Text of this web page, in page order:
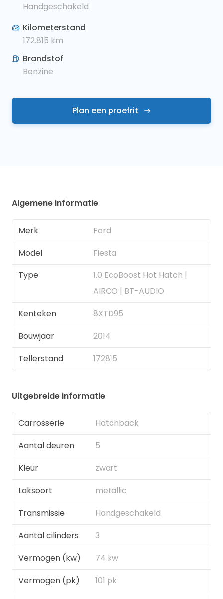
Handgeschakeld
Kilometerstand
172.815 km
Brandstof
Benzine
Plan een proefrit
Algemene informatie
Merk
Ford
Model
Fiesta
Type
1.0 EcoBoost Hot Hatch |
AIRCO | BT-AUDIO
Kenteken
8XTD95
Bouwjaar
2014
Tellerstand
172815
Uitgebreide informatie
Carrosserie
Hatchback
Aantal deuren
5
Kleur
zwart
Laksoort
metallic
Transmissie
Handgeschakeld
Aantal cilinders
3
Vermogen (kw)
74 kw
Vermogen (pk)
101 pk